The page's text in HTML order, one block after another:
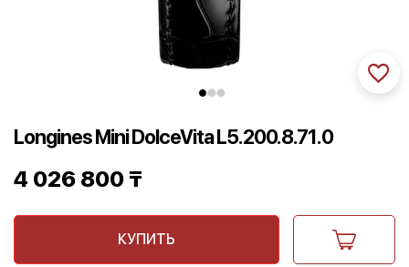
Longines Mini DolceVita L5.200.8.71.0
4 026 800 ₸
КУПИТЬ